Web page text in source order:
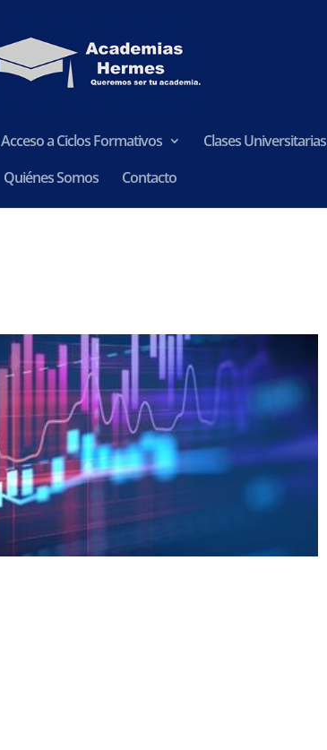
Acceso a Ciclos Formativos Clases Universitarias
Quiénes Somos
Contacto